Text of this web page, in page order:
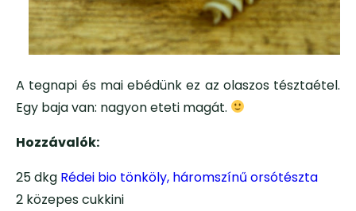
A tegnapi és mai ebédünk ez az olaszos tésztaétel.
Egy baja van: nagyon eteti magát.
Hozzávalók:
25 dkg Rédei bio tönköly, háromszínű orsótészta
2 közepes cukkini